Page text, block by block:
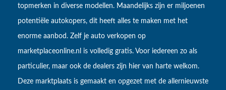
topmerken in diverse modellen. Maandelijks zijn er miljoenen
potentiële autokopers, dit heeft alles te maken met het
enorme aanbod. Zelf je auto verkopen op
marketplaceonline.nl is volledig gratis. Voor iedereen zo als
particulier, maar ook de dealers zijn hier van harte welkom.
Deze marktplaats is gemaakt en opgezet met de allernieuwste